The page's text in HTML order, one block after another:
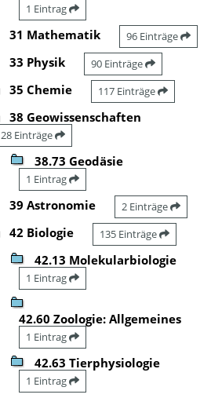
1 Eintrag
31 Mathematik 96 Einträge
33 Physik 90 Einträge
35 Chemie 117 Einträge
38 Geowissenschaften
28 Einträge
38.73 Geodäsie
1 Eintrag
39 Astronomie 2 Einträge
42 Biologie 135 Einträge
42.13 Molekularbiologie
1 Eintrag
42.60 Zoologie: Allgemeines
1 Eintrag
42.63 Tierphysiologie
1 Eintrag